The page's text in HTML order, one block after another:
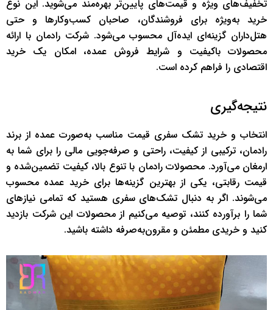
تخفیف‌های ویژه و قیمت‌های پایین‌تر بهره‌مند می‌شوید. این نوع
خرید به‌ویژه برای فروشندگان، صاحبان کسب‌وکارها و حتی
هتل‌داران گزینه‌ای ایده‌آل محسوب می‌شود. شرکت رادمان با ارائه
محصولات باکیفیت و شرایط فروش عمده، امکان یک خرید
اقتصادی را فراهم کرده است.
نتیجه‌گیری
انتخاب و خرید تشک سفری قیمت مناسب به‌صورت عمده از برند
رادمان، ترکیبی از کیفیت، راحتی و صرفه‌جویی مالی را برای شما به
ارمغان می‌آورد. محصولات رادمان با تنوع بالا، کیفیت تضمین‌شده و
قیمت رقابتی، یکی از بهترین گزینه‌ها برای خرید عمده محسوب
می‌شوند. اگر به دنبال تشک‌های سفری هستید که تمامی نیازهای
شما را برآورده کنند، توصیه می‌کنیم از محصولات این شرکت بازدید
کنید و خریدی مطمئن و مقرون‌به‌صرفه داشته باشید.